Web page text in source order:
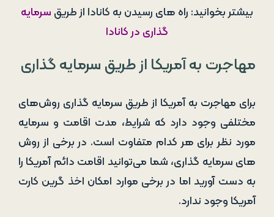
بیشتر بخوانید: راه های رسیدن به کانادا از طریق سرمایه
گذاری در کانادا
مهاجرت به آمریکا از طریق سرمایه ‌گذاری
برای مهاجرت به آمریکا از طریق سرمایه‌ گذاری روش‌های
مختلفی وجود دارد که شرایط، مدت اقامت و سرمایه
مورد نظر برای هر کدام متفاوت است. در برخی از روش
‌های سرمایه‌ گذاری، شما می‌توانید اقامت دائم آمریکا را
به دست آورید اما در برخی موارد امکان اخذ گرین ‌کارت
آمریکا وجود ندارد.